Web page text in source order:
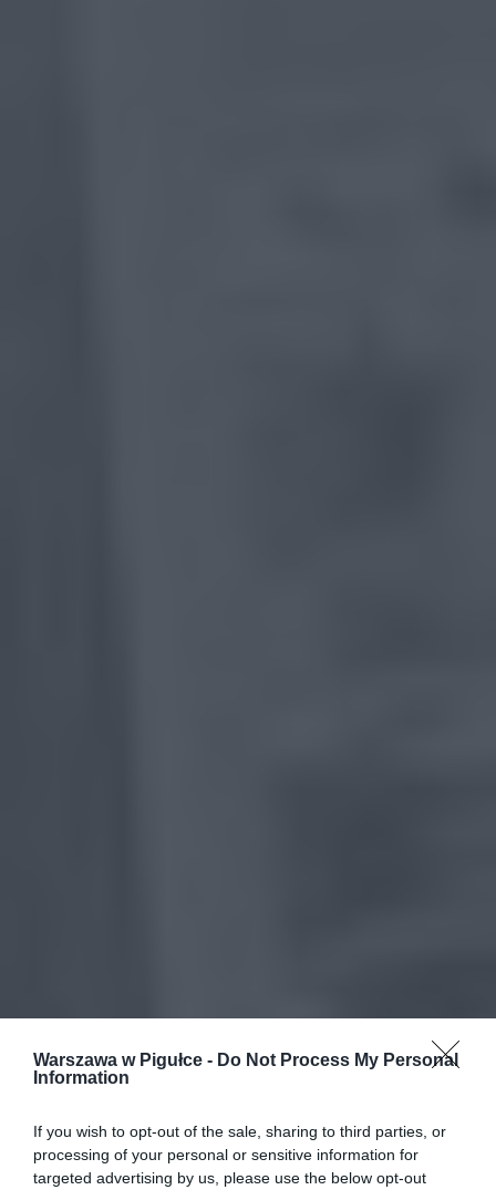
Warszawa w Pigułce - Do Not Process My Personal
Information
If you wish to opt-out of the sale, sharing to third parties, or
processing of your personal or sensitive information for
targeted advertising by us, please use the below opt-out